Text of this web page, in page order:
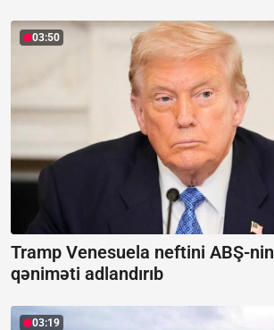
03:50
Tramp Venesuela neftini ABŞ-
qəniməti adlandırıb
03:19